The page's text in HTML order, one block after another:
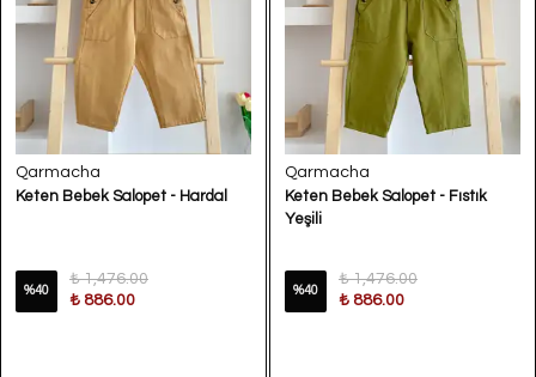
Qarmacha
Keten Bebek Salopet - Hardal
%40
₺ 1,476.00
₺ 886.00
Qarmacha
Keten Bebek Salopet - Fıstık
Yeşili
%40
₺ 1,476.00
₺ 886.00